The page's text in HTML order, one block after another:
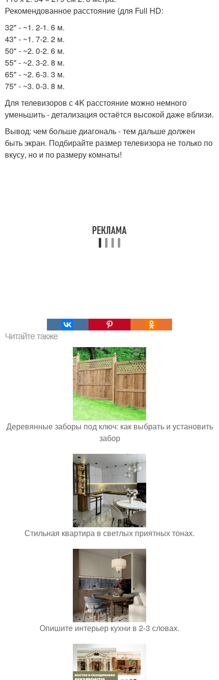
Рекомендованное расстояние (для Full HD:
32" - ~1. 2-1. 6 м.
43" - ~1. 7-2. 2 м.
50" - ~2. 0-2. 6 м.
55" - ~2. 3-2. 8 м.
65" - ~2. 6-3. 3 м.
75" - ~3. 0-3. 8 м.
Для телевизоров с 4K расстояние можно немного
уменьшить - детализация остаётся высокой даже вблизи.
Вывод: чем больше диагональ - тем дальше должен
быть экран. Подбирайте размер телевизора не только по
вкусу, но и по размеру комнаты!
Читайте также
Деревянные заборы под ключ: как выбрать и установить
забор
Стильная квартира в светлых приятных тонах.
Опишите интерьер кухни в 2-3 словах.